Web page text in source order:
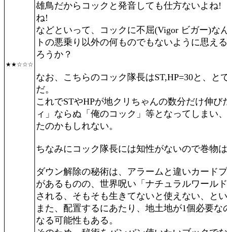
★★☆☆☆
雄鳥だからコックと発音しても仕方ないよ
ね!
などといって、コックに不屈(Vigor ビガー)な
トの悪乗り以外の何ものでもないように思
ろうか？
なお、こちらのコック隊長はST,HP=30と、と
だ。
これでSTやHPが地クリちゃんの数分だけ伸
ィ」ならぬ「俺のコック」等となってしまい
たのかもしれない。
ちなみにコック隊長には知性がないので巻物
ダウン解除の秘術は、アラームと違いカード
があるものの、世界呪い「ナチュラルワール
される、そもそも生きてないと使えない、と
また、配置するにあたり、地土地が1個必要
なる可能性もある。